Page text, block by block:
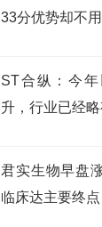
33分优势却不
ST合纵：今
升，行业已经
君实生物早盘
临床达主要终